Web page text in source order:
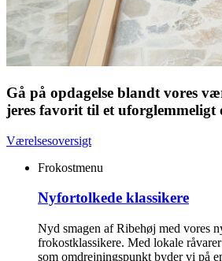
Gå på opdagelse blandt vores
jeres favorit til et uforglemmeligt
Værelsesoversigt
Frokostmenu
Nyfortolkede klassikere
Nyd smagen af Ribehøj med vores
frokostklassikere. Med lokale
som omdrejningspunkt byder vi på